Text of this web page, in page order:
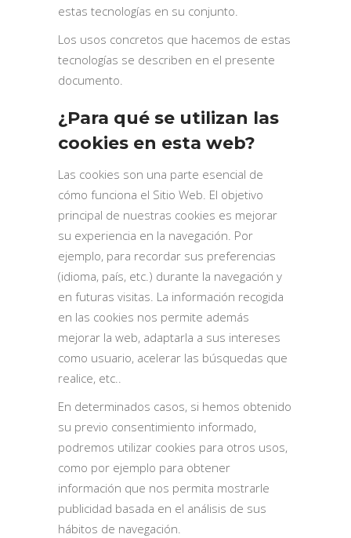
estas tecnologías en su conjunto.
Los usos concretos que hacemos de estas
tecnologías se describen en el presente
documento.
¿Para qué se utilizan las
cookies en esta web?
Las cookies son una parte esencial de
cómo funciona el Sitio Web. El objetivo
principal de nuestras cookies es mejorar
su experiencia en la navegación. Por
ejemplo, para recordar sus preferencias
(idioma, país, etc.) durante la navegación y
en futuras visitas. La información recogida
en las cookies nos permite además
mejorar la web, adaptarla a sus intereses
como usuario, acelerar las búsquedas que
realice, etc..
En determinados casos, si hemos obtenido
su previo consentimiento informado,
podremos utilizar cookies para otros usos,
como por ejemplo para obtener
información que nos permita mostrarle
publicidad basada en el análisis de sus
hábitos de navegación.